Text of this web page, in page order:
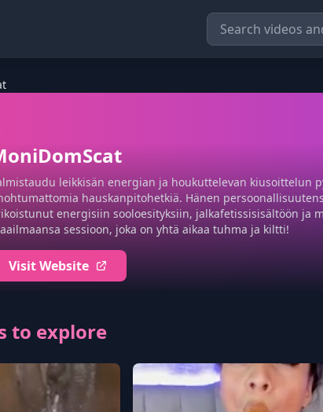
leikkisän energian ja houkuttelevan kiusoittelun
hauskanpitohetkiä. Hänen
energisiin sooloesityksiin, jalkafetissisisältöön ja
sessioon, joka on yhtä aikaa tuhma ja kiltti!
Visit Website
to explore